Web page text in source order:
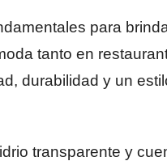
para
tanto en
durabilidad y un
transparente y